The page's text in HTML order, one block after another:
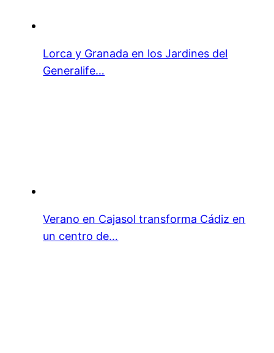
Lorca y Granada en los Jardines del
Generalife…
Verano en Cajasol transforma Cádiz en
un centro de…